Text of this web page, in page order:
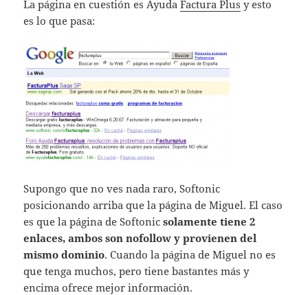
La página en cuestión es AyudaFactura Plus y esto
es lo que pasa:
Supongo que no ves nada raro, Softonic
posicionando arriba que la página de Miguel. El caso
es que la página de Softonicsolamente tiene 2
enlaces, ambos son nofollow y provienen del
mismo dominio. Cuando la página de Miguel no es
que tenga muchos, pero tiene bastantes más y
encima ofrece mejor información.